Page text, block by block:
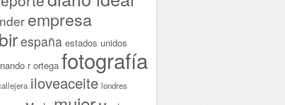
empresa
españa estados unidos
r ortega fotografía
iloveaceite londres